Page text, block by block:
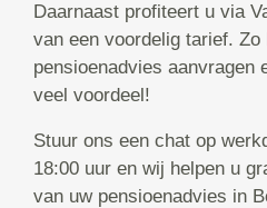
Daarnaast profiteert u via
van een voordelig tarief.
pensioenadvies aanvragen
veel voordeel!
Stuur ons een chat op
18:00 uur en wij helpen u
van uw pensioenadvies in